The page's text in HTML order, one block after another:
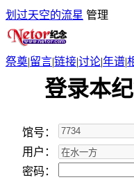
划过天空的流星 管理
祭奠|留言|链接|讨论|年谱|
登录本
馆号：
用户：
密码：